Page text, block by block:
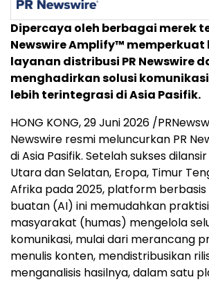
Dipercaya oleh berbagai merek
Newswire Amplify™
layanan distribusi PR Newswire
menghadirkan solusi
lebih terintegrasi di Asia Pasifik.
HONG KONG, 29 Juni 2026 /
Newswire resmi meluncurkan PR
di Asia Pasifik. Setelah sukses
Utara dan Selatan, Eropa, Timur
Afrika pada 2025, platform
buatan (AI) ini memudahkan
masyarakat (humas) mengelola
komunikasi, mulai dari merancang
menulis konten, mendistribusikan
menganalisis hasilnya, dalam satu